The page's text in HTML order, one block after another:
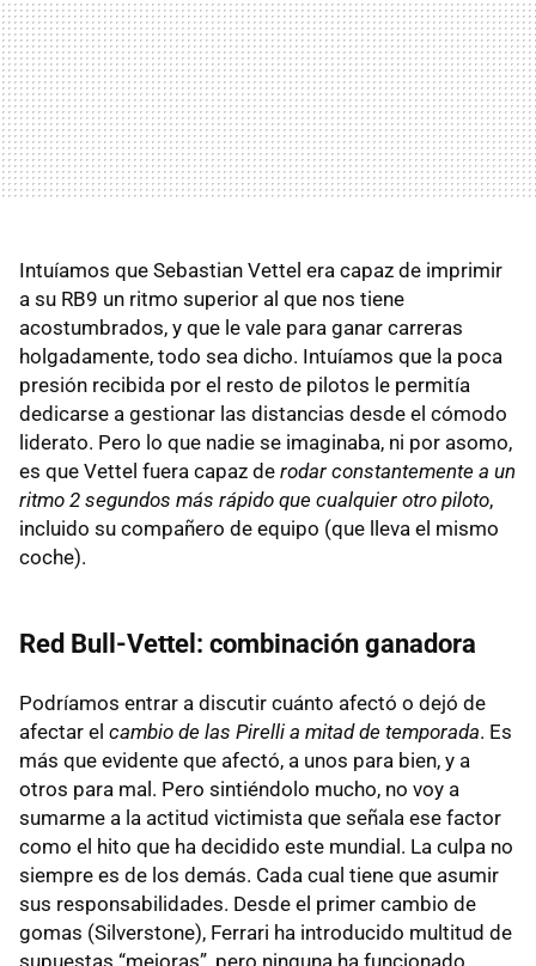
Intuíamos que Sebastian Vettel era capaz de imprimir
a su RB9 un ritmo superior al que nos tiene
acostumbrados, y que le vale para ganar carreras
holgadamente, todo sea dicho. Intuíamos que la poca
presión recibida por el resto de pilotos le permitía
dedicarse a gestionar las distancias desde el cómodo
liderato. Pero lo que nadie se imaginaba, ni por asomo,
es que Vettel fuera capaz de rodar constantemente a un
ritmo 2 segundos más rápido que cualquier otro piloto,
incluido su compañero de equipo (que lleva el mismo
coche).
Red Bull-Vettel: combinación ganadora
Podríamos entrar a discutir cuánto afectó o dejó de
afectar el cambio de las Pirelli a mitad de temporada. Es
más que evidente que afectó, a unos para bien, y a
otros para mal. Pero sintiéndolo mucho, no voy a
sumarme a la actitud victimista que señala ese factor
como el hito que ha decidido este mundial. La culpa no
siempre es de los demás. Cada cual tiene que asumir
sus responsabilidades. Desde el primer cambio de
gomas (Silverstone), Ferrari ha introducido multitud de
supuestas “mejoras”, pero ninguna ha funcionado